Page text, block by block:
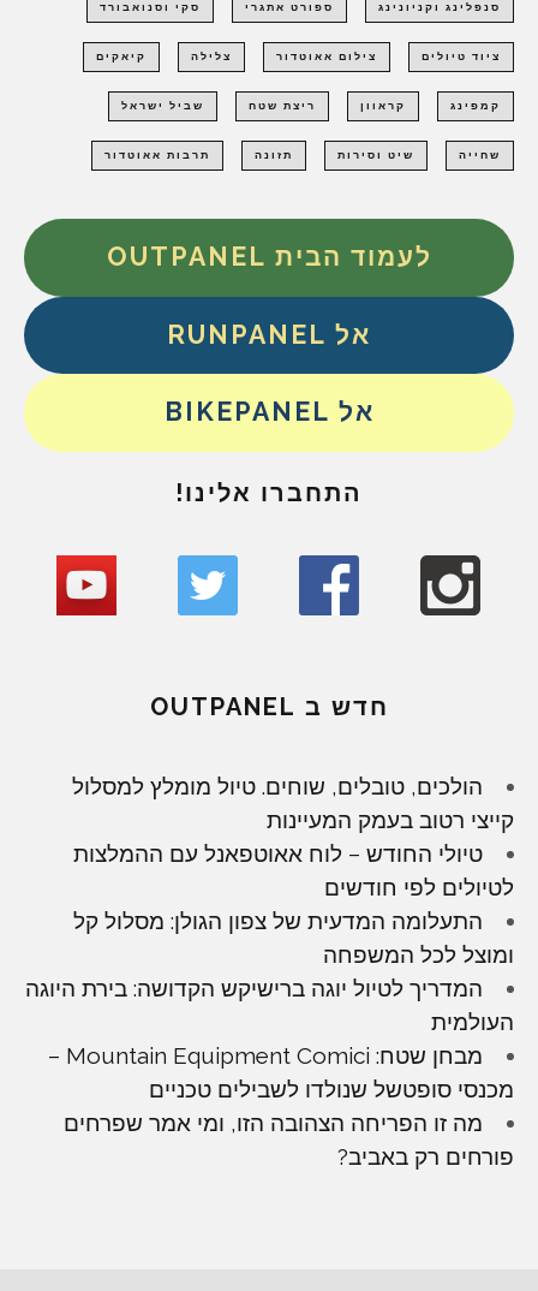
סנפלינג וקניונינג ספורט אתגרי סקי וסנואבורד
ציוד טיולים צילום אאוטדור צלילה קיאקים
קמפינג קראוון ריצת שטח שביל ישראל
שחייה שיט וסירות תזונה תרבות אאוטדור
לעמוד הבית OUTPANEL
אל RUNPANEL
אל BIKEPANEL
התחברו אלינו!
חדש ב OUTPANEL
הולכים, טובלים, שוחים. טיול מומלץ למסלול
קייצי רטוב בעמק המעיינות
טיולי החודש – לוח אאוטפאנל עם ההמלצות
לטיולים לפי חודשים
התעלומה המדעית של צפון הגולן: מסלול קל
ומוצל לכל המשפחה
המדריך לטיול יוגה ברישיקש הקדושה: בירת היוגה
העולמית
מבחן שטח: Mountain Equipment Comici –
מכנסי סופטשל שנולדו לשבילים טכניים
מה זו הפריחה הצהובה הזו, ומי אמר שפרחים
פורחים רק באביב?